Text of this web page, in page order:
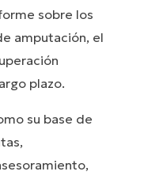
sobre los
amputación, el
plazo.
su base de